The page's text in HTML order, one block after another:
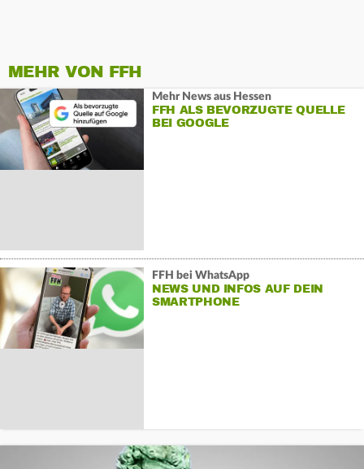
MEHR VON FFH
Mehr News aus Hessen
FFH ALS BEVORZUGTE QUELLE
BEI GOOGLE
FFH bei WhatsApp
NEWS UND INFOS AUF DEIN
SMARTPHONE